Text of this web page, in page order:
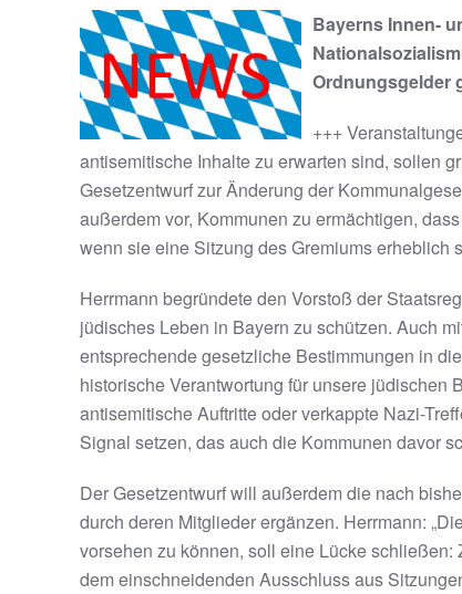
Bayerns Innen-
Ordnungsgelder
+++
antisemitische Inhalte zu erwarten sind, sollen
Gesetzentwurf zur Änderung der
außerdem vor, Kommunen zu ermächtigen,
wenn sie eine Sitzung des Gremiums erheblich
Herrmann begründete den Vorstoß der
jüdisches Leben in Bayern zu schützen. Auch
entsprechende gesetzliche Bestimmungen in
historische Verantwortung für unsere jüdischen
antisemitische Auftritte oder verkappte Nazi-
Signal setzen, das auch die Kommunen davor
Der Gesetzentwurf will außerdem die nach
durch deren Mitglieder ergänzen. Herrmann:
vorsehen zu können, soll eine Lücke
dem einschneidenden Ausschluss aus